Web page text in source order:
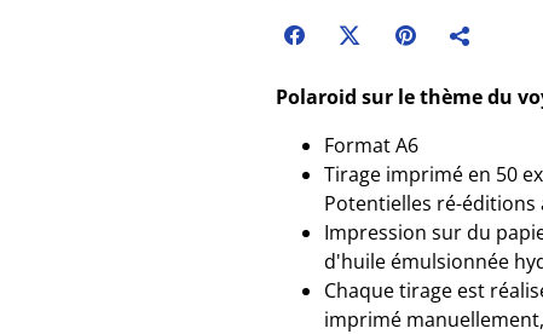
Polaroid sur le thème du
Format A6
Tirage imprimé en 50
Potentielles ré-
Impression sur du
d'huile émulsionnée
Chaque tirage est
imprimé